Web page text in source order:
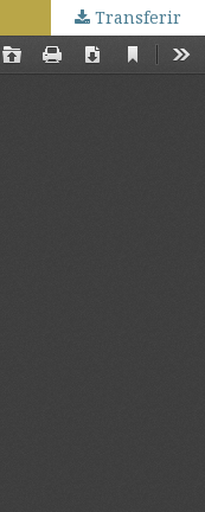
Transferir